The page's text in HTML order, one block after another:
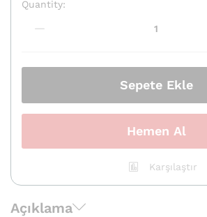
SQL
quantity
Quantity:
Sepete Ekle
Hemen Al
Karşılaştır
Açıklama